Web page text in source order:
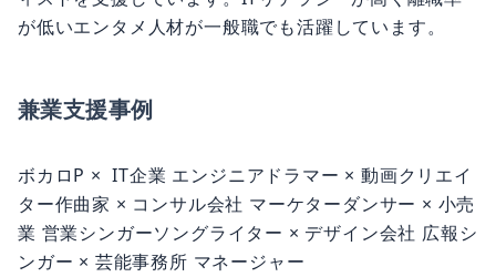
が低いエンタメ人材が一般職でも活躍しています。
兼業支援事例
ボカロP × IT企業 エンジニアドラマー × 動画クリエイ
ター作曲家 × コンサル会社 マーケターダンサー × 小売
業 営業シンガーソングライター × デザイン会社 広報シ
ンガー × 芸能事務所 マネージャー